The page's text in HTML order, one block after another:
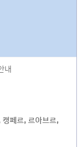
내
페르, 르아브르,